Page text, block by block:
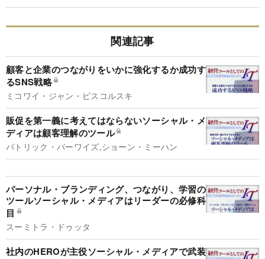
関連記事
顧客と企業のつながりをいかに強化するか成功す
るSNS戦略
ミコワイ・ジャン・ピスコルスキ
販促を第一義に考えてはならないソーシャル・メ
ディアは顧客理解のツール
パトリック・バーワイズ,ショーン・ミーハン
パーソナル・ブランディング、つながり、学習の
ツールソーシャル・メディアはリーダーの必修科
目
スーミトラ・ドゥッタ
社内のHEROが主役ソーシャル・メディアで武装